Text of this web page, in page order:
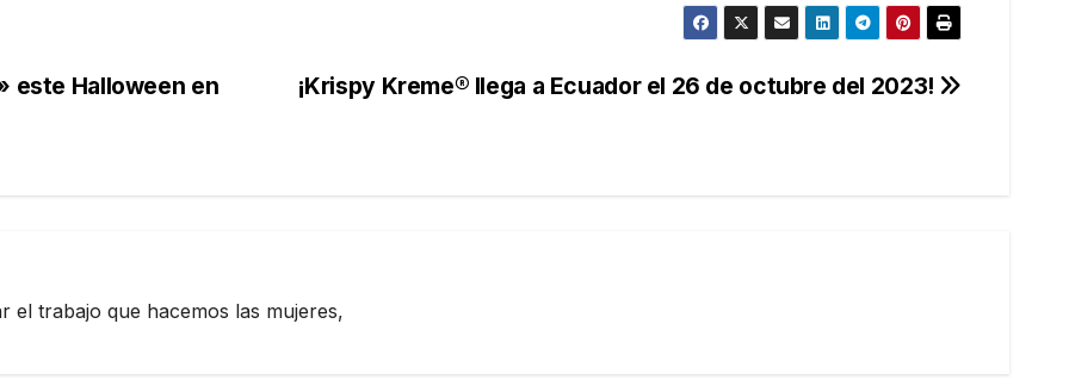
¡Krispy Kreme® llega a Ecuador el 26 de octubre del 2023!
este Halloween en
el trabajo que hacemos las mujeres,